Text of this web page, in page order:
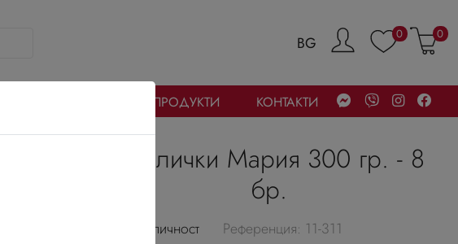
BG 0 0
ДУБАЙСКИ ПРОДУКТИ КОНТАКТИ
Скалички Мария 300 гр. - 8
бр.
В наличност Референция: 11-311